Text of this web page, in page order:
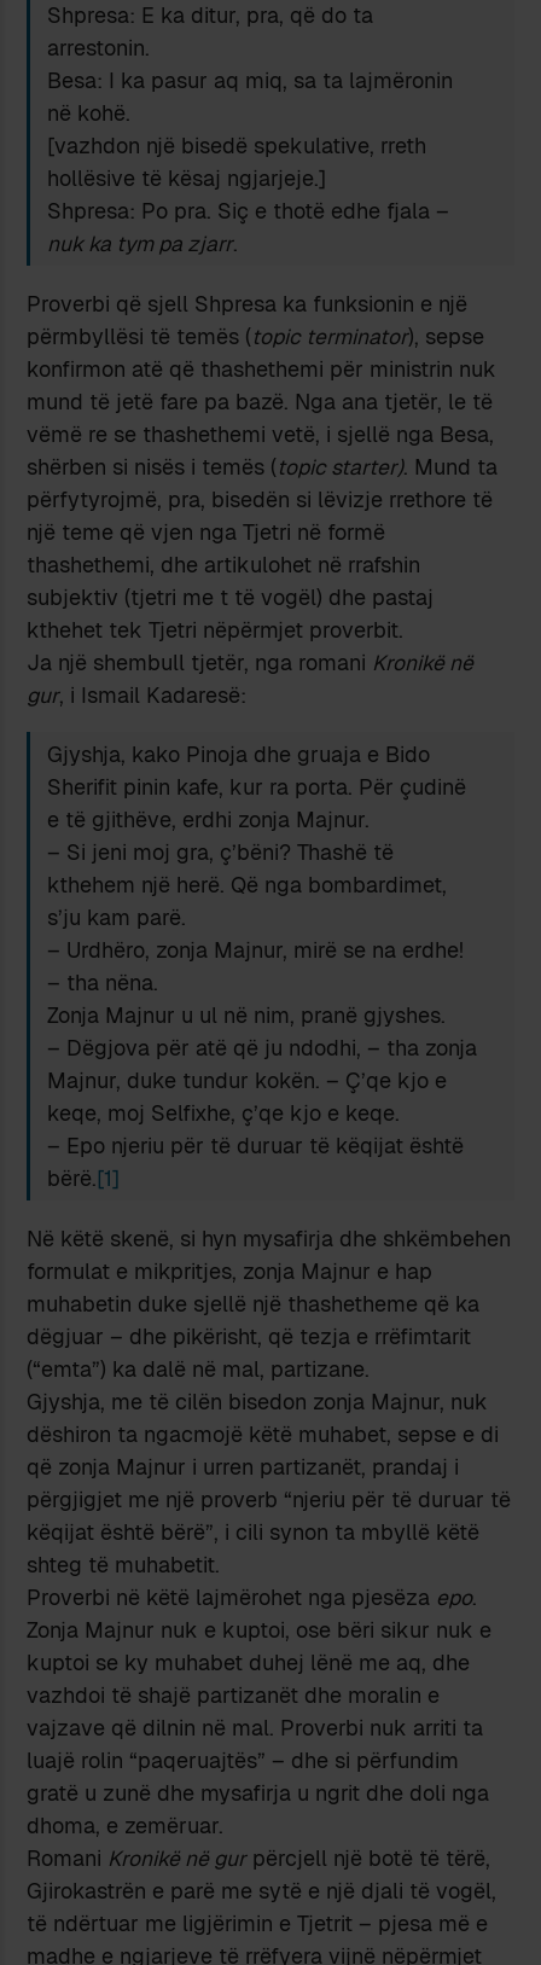
Shpresa: E ka ditur, pra, që do ta
arrestonin.
Besa: I ka pasur aq miq, sa ta lajmëronin
në kohë.
[vazhdon një bisedë spekulative, rreth
hollësive të kësaj ngjarjeje.]
Shpresa: Po pra. Siç e thotë edhe fjala –
nuk ka tym pa zjarr.
Proverbi që sjell Shpresa ka funksionin e një
përmbyllësi të temës (topic terminator), sepse
konfirmon atë që thashethemi për ministrin nuk
mund të jetë fare pa bazë. Nga ana tjetër, le të
vëmë re se thashethemi vetë, i sjellë nga Besa,
shërben si nisës i temës (topic starter). Mund ta
përfytyrojmë, pra, bisedën si lëvizje rrethore të
një teme që vjen nga Tjetri në formë
thashethemi, dhe artikulohet në rrafshin
subjektiv (tjetri me t të vogël) dhe pastaj
kthehet tek Tjetri nëpërmjet proverbit.
Ja një shembull tjetër, nga romani Kronikë në
gur, i Ismail Kadaresë:
Gjyshja, kako Pinoja dhe gruaja e Bido
Sherifit pinin kafe, kur ra porta. Për çudinë
e të gjithëve, erdhi zonja Majnur.
– Si jeni moj gra, ç’bëni? Thashë të
kthehem një herë. Që nga bombardimet,
s’ju kam parë.
– Urdhëro, zonja Majnur, mirë se na erdhe!
– tha nëna.
Zonja Majnur u ul në nim, pranë gjyshes.
– Dëgjova për atë që ju ndodhi, – tha zonja
Majnur, duke tundur kokën. – Ç’qe kjo e
keqe, moj Selfixhe, ç’qe kjo e keqe.
– Epo njeriu për të duruar të këqijat është
bërë.[1]
Në këtë skenë, si hyn mysafirja dhe shkëmbehen
formulat e mikpritjes, zonja Majnur e hap
muhabetin duke sjellë një thashetheme që ka
dëgjuar – dhe pikërisht, që tezja e rrëfimtarit
(“emta”) ka dalë në mal, partizane.
Gjyshja, me të cilën bisedon zonja Majnur, nuk
dëshiron ta ngacmojë këtë muhabet, sepse e di
që zonja Majnur i urren partizanët, prandaj i
përgjigjet me një proverb “njeriu për të duruar të
këqijat është bërë”, i cili synon ta mbyllë këtë
shteg të muhabetit.
Proverbi në këtë lajmërohet nga pjesëza epo.
Zonja Majnur nuk e kuptoi, ose bëri sikur nuk e
kuptoi se ky muhabet duhej lënë me aq, dhe
vazhdoi të shajë partizanët dhe moralin e
vajzave që dilnin në mal. Proverbi nuk arriti ta
luajë rolin “paqeruajtës” – dhe si përfundim
gratë u zunë dhe mysafirja u ngrit dhe doli nga
dhoma, e zemëruar.
Romani Kronikë në gurpërcjell një botë të tërë,
Gjirokastrën e parë me sytë e një djali të vogël,
të ndërtuar me ligjërimin e Tjetrit – pjesa më e
madhe e ngjarjeve të rrëfyera vijnë nëpërmjet